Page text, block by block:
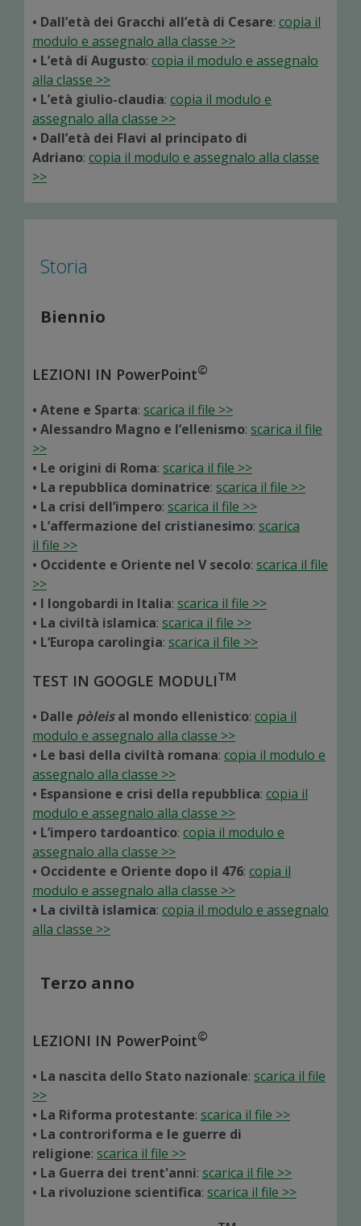
• Dall’età dei Gracchi all’età di Cesare: copia il
modulo e assegnalo alla classe >>
• L’età di Augusto: copia il modulo e assegnalo
alla classe >>
• L’età giulio-claudia: copia il modulo e
assegnalo alla classe >>
• Dall’età dei Flavi al principato di
Adriano: copia il modulo e assegnalo alla classe
>>
Storia
Biennio
LEZIONI IN PowerPoint©
• Atene e Sparta: scarica il file >>
• Alessandro Magno e l’ellenismo: scarica il file
>>
• Le origini di Roma: scarica il file >>
• La repubblica dominatrice: scarica il file >>
• La crisi dell’impero: scarica il file >>
• L’affermazione del cristianesimo: scarica
il file >>
• Occidente e Oriente nel V secolo: scarica il file
>>
• I longobardi in Italia: scarica il file >>
• La civiltà islamica: scarica il file >>
• L’Europa carolingia: scarica il file >>
TEST IN GOOGLE MODULITM
• Dalle pòleisal mondo ellenistico: copia il
modulo e assegnalo alla classe >>
• Le basi della civiltà romana: copia il modulo e
assegnalo alla classe >>
• Espansione e crisi della repubblica: copia il
modulo e assegnalo alla classe >>
• L’impero tardoantico: copia il modulo e
assegnalo alla classe >>
• Occidente e Oriente dopo il 476: copia il
modulo e assegnalo alla classe >>
• La civiltà islamica: copia il modulo e assegnalo
alla classe >>
Terzo anno
LEZIONI IN PowerPoint©
• La nascita dello Stato nazionale: scarica il file
>>
• La Riforma protestante: scarica il file >>
• La controriforma e le guerre di
religione: scarica il file >>
• La Guerra dei trent'anni: scarica il file >>
• La rivoluzione scientifica: scarica il file >>